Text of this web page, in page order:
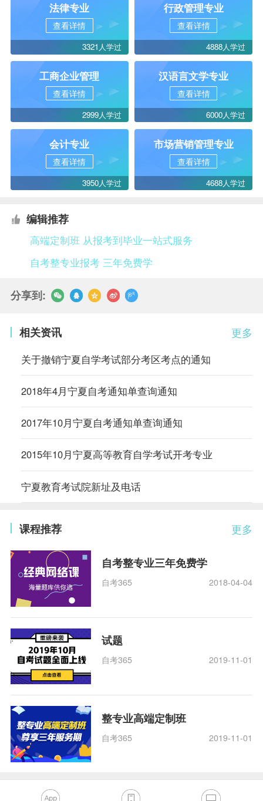
法律专业
查看详情
3321人学过
行政管理专业
查看详情
4888人学过
工商企业管理
查看详情
2999人学过
汉语言文学专业
查看详情
6000人学过
会计专业
查看详情
3950人学过
市场营销管理专业
查看详情
4688人学过
编辑推荐
高端定制班 从报考到毕业一站式服务
自考整专业报考 三年免费学
分享到:
更多
相关资讯
关于撤销宁夏自学考试部分考区考点的通知
2018年4月宁夏自考通知单查询通知
2017年10月宁夏自考通知单查询通知
2015年10月宁夏高等教育自学考试开考专业
宁夏教育考试院新址及电话
更多
课程推荐
自考整专业三年免费学
自考365 2018-04-04
试题
自考365 2019-11-01
整专业高端定制班
自考365 2019-11-01